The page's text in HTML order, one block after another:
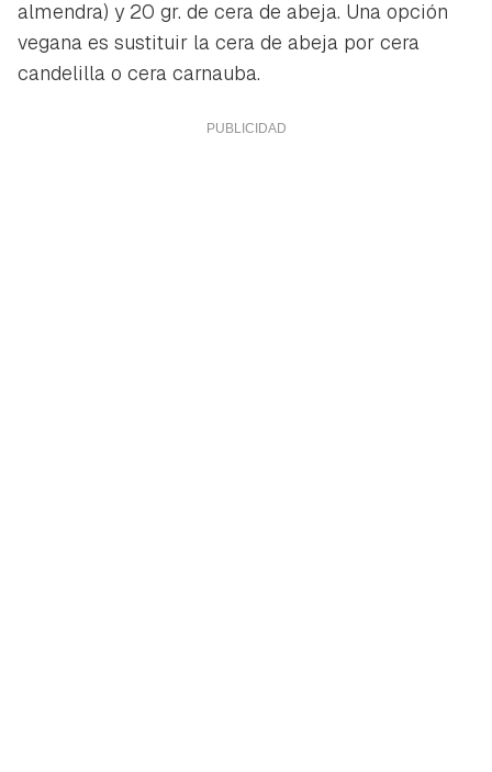
almendra) y 20 gr. de cera de abeja. Una opción
vegana es sustituir la cera de abeja por cera
candelilla o cera carnauba.